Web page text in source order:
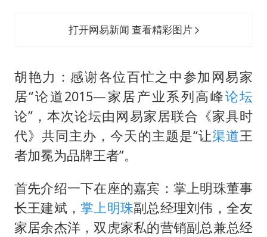
打开网易新闻 查看精彩图片
胡艳力：感谢各位百忙之中参加网易家
居“论道2015—家居产业系列高峰论坛
论”，本次论坛由网易家居联合《家具时
代》共同主办，今天的主题是“让渠道王
者加冕为品牌王者”。
首先介绍一下在座的嘉宾：掌上明珠董事
长王建斌，掌上明珠副总经理刘伟，全友
家居余杰洋，双虎家私的营销副总兼总经